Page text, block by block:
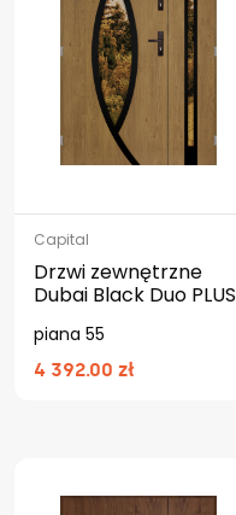
Capital
Drzwi zewnętrzne
Dubai Black Duo PLUS
piana 55
4 392.00 zł